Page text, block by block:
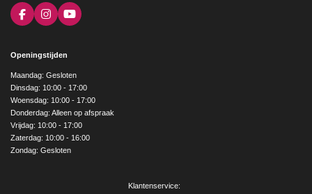
F
a
b
o
k
I
n
a
g
r
a
m
Y
o
e
Openingstijden
Maandag: Gesloten
Dinsdag: 10:00 - 17:00
Woensdag: 10:00 - 17:00
Donderdag: Alleen op afspraak
Vrijdag: 10:00 - 17:00
Zaterdag: 10:00 - 16:00
Zondag: Gesloten
Klantenservice: